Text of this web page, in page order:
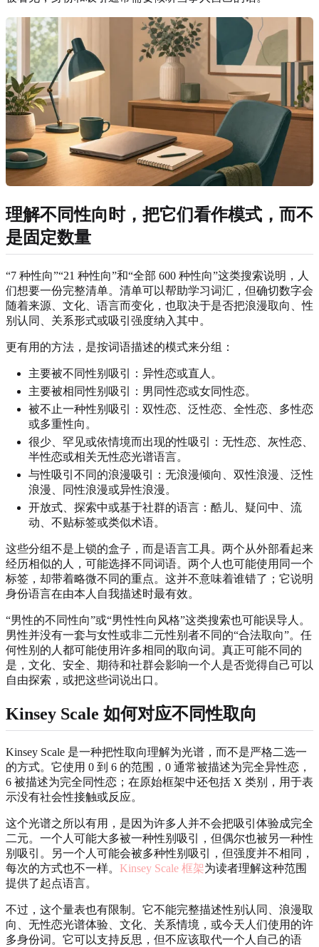
理解不同性向时，把它们看作模式，而不
是固定数量
“7 种性向”“21 种性向”和“全部 600 种性向”这类搜索说明，人
们想要一份完整清单。清单可以帮助学习词汇，但确切数字会
随着来源、文化、语言而变化，也取决于是否把浪漫取向、性
别认同、关系形式或吸引强度纳入其中。
更有用的方法，是按词语描述的模式来分组：
主要被不同性别吸引：异性恋或直人。
主要被相同性别吸引：男同性恋或女同性恋。
被不止一种性别吸引：双性恋、泛性恋、全性恋、多性恋
或多重性向。
很少、罕见或依情境而出现的性吸引：无性恋、灰性恋、
半性恋或相关无性恋光谱语言。
与性吸引不同的浪漫吸引：无浪漫倾向、双性浪漫、泛性
浪漫、同性浪漫或异性浪漫。
开放式、探索中或基于社群的语言：酷儿、疑问中、流
动、不贴标签或类似术语。
这些分组不是上锁的盒子，而是语言工具。两个从外部看起来
经历相似的人，可能选择不同词语。两个人也可能使用同一个
标签，却带着略微不同的重点。这并不意味着谁错了；它说明
身份语言在由本人自我描述时最有效。
“男性的不同性向”或“男性性向风格”这类搜索也可能误导人。
男性并没有一套与女性或非二元性别者不同的“合法取向”。任
何性别的人都可能使用许多相同的取向词。真正可能不同的
是，文化、安全、期待和社群会影响一个人是否觉得自己可以
自由探索，或把这些词说出口。
Kinsey Scale 如何对应不同性取向
Kinsey Scale 是一种把性取向理解为光谱，而不是严格二选一
的方式。它使用 0 到 6 的范围，0 通常被描述为完全异性恋，
6 被描述为完全同性恋；在原始框架中还包括 X 类别，用于表
示没有社会性接触或反应。
这个光谱之所以有用，是因为许多人并不会把吸引体验成完全
二元。一个人可能大多被一种性别吸引，但偶尔也被另一种性
别吸引。另一个人可能会被多种性别吸引，但强度并不相同，
每次的方式也不一样。 Kinsey Scale 框架为读者理解这种范围
提供了起点语言。
不过，这个量表也有限制。它不能完整描述性别认同、浪漫取
向、无性恋光谱体验、文化、关系情境，或今天人们使用的许
多身份词。它可以支持反思，但不应该取代一个人自己的语